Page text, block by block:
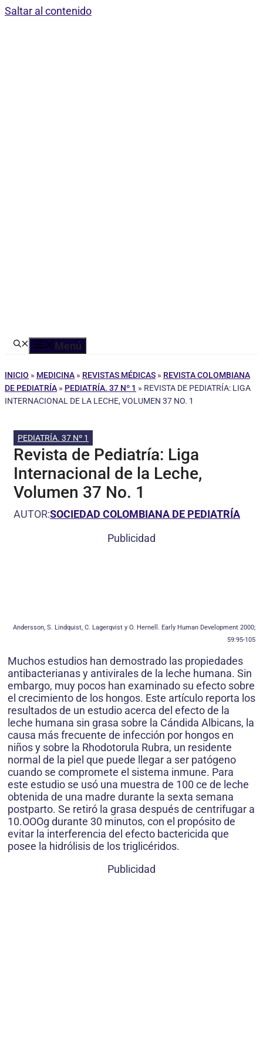
Saltar al contenido
Menú
INICIO » MEDICINA » REVISTAS MÉDICAS » REVISTA COLOMBIANA
DE PEDIATRÍA » PEDIATRÍA. 37 Nº 1 » REVISTA DE PEDIATRÍA: LIGA
INTERNACIONAL DE LA LECHE, VOLUMEN 37 NO. 1
PEDIATRÍA. 37 Nº 1
Revista de Pediatría: Liga
Internacional de la Leche,
Volumen 37 No. 1
AUTOR:SOCIEDAD COLOMBIANA DE PEDIATRÍA
Publicidad
Andersson, S. Lindquist, C. Lagerqvist y O. Hernell. Early Human Development 2000;
59:95-105
Muchos estudios han demostrado las propiedades
antibacterianas y antivirales de la leche humana. Sin
embargo, muy pocos han examinado su efecto sobre
el crecimiento de los hongos. Este artículo reporta los
resultados de un estudio acerca del efecto de la
leche humana sin grasa sobre la Cándida Albicans, la
causa más frecuente de infección por hongos en
niños y sobre la Rhodotorula Rubra, un residente
normal de la piel que puede llegar a ser patógeno
cuando se compromete el sistema inmune. Para
este estudio se usó una muestra de 100 ce de leche
obtenida de una madre durante la sexta semana
postparto. Se retiró la grasa después de centrifugar a
10.OOOg durante 30 minutos, con el propósito de
evitar la interferencia del efecto bactericida que
posee la hidrólisis de los triglicéridos.
Publicidad